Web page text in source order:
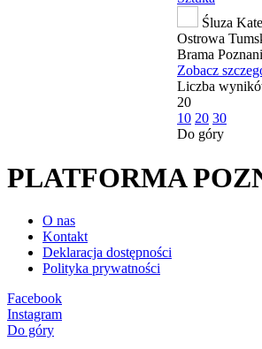
Śluza
Ostrowa
Brama
Zobacz
Liczba
20
10 20 30
Do góry
PLATFORMA
O nas
Kontakt
Deklaracja dostępności
Polityka prywatności
Facebook
Instagram
Do góry